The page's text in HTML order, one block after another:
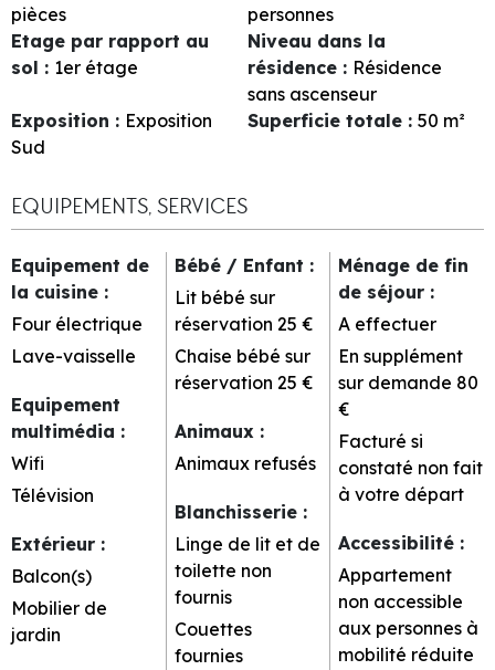
pièces
personnes
Etage par rapport au
sol : 1er étage
Niveau dans la
résidence : Résidence
sans ascenseur
Exposition : Exposition
Sud
Superficie totale : 50 m²
EQUIPEMENTS, SERVICES
Equipement de
la cuisine :
Four électrique
Lave-vaisselle
Equipement
multimédia :
Wifi
Télévision
Extérieur :
Balcon(s)
Mobilier de
jardin
Bébé / Enfant :
Lit bébé sur
réservation 25 €
Chaise bébé sur
réservation 25 €
Animaux :
Animaux refusés
Blanchisserie :
Linge de lit et de
toilette non
fournis
Couettes
fournies
Ménage de fin
de séjour :
A effectuer
En supplément
sur demande 80
€
Facturé si
constaté non fait
à votre départ
Accessibilité :
Appartement
non accessible
aux personnes à
mobilité réduite